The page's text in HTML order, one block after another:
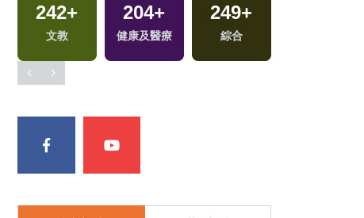
242+
文教
204+
健康及醫療
249+
綜合